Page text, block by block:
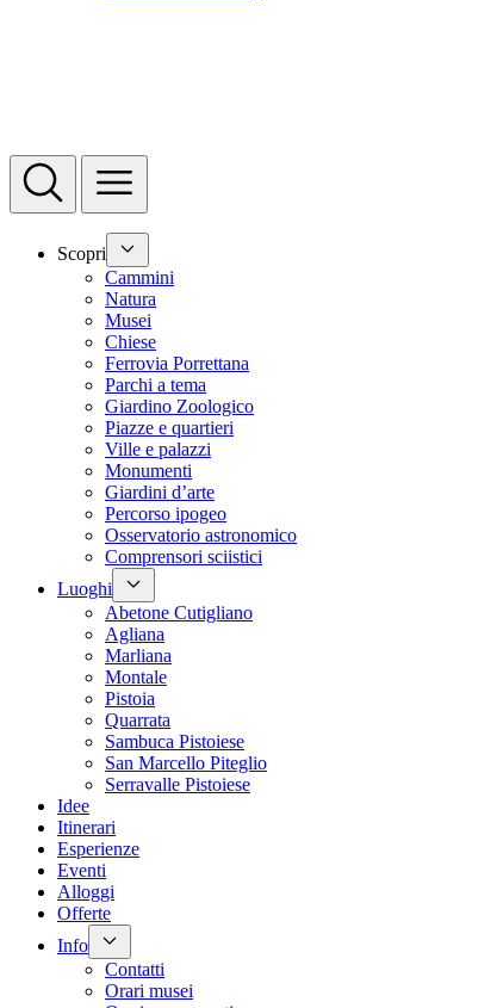
Scopri
Cammini
Natura
Musei
Chiese
Ferrovia Porrettana
Parchi a tema
Giardino Zoologico
Piazze e quartieri
Ville e palazzi
Monumenti
Giardini d’arte
Percorso ipogeo
Osservatorio astronomico
Comprensori sciistici
Luoghi
Abetone Cutigliano
Agliana
Marliana
Montale
Pistoia
Quarrata
Sambuca Pistoiese
San Marcello Piteglio
Serravalle Pistoiese
Idee
Itinerari
Esperienze
Eventi
Alloggi
Offerte
Info
Contatti
Orari musei